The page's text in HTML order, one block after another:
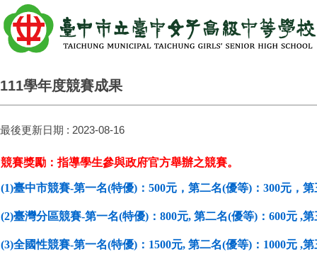
111學年度競賽成果
最後更新日期 : 2023-08-16
競賽獎勵：指導學生參與政府官方舉辦之競賽。
(1)臺中市競賽-第一名(特優)：500元，第二名(優等)：300元，
(2)臺灣分區競賽-第一名(特優)：800元, 第二名(優等)：600元 ,
(3)全國性競賽-第一名(特優)：1500元, 第二名(優等)：1000元 ,